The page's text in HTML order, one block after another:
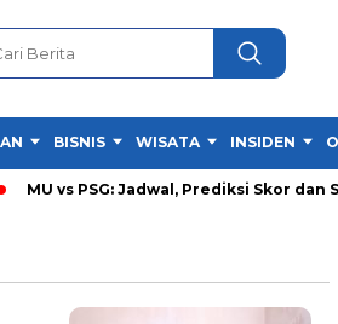
BISNIS WISATA INSIDEN
vs PSG: Jadwal, Prediksi Skor dan